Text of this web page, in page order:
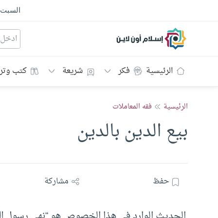
السبت
إسلام أون لاين
الرئيسية فكر شريعة كتب
الرئيسية فقه المعاملات
بيع الدين بالدين
حفظ مشاركة